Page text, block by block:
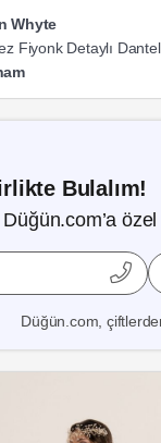
Whyte
Fiyonk Detaylı
Bulalım!
Düğün.com,